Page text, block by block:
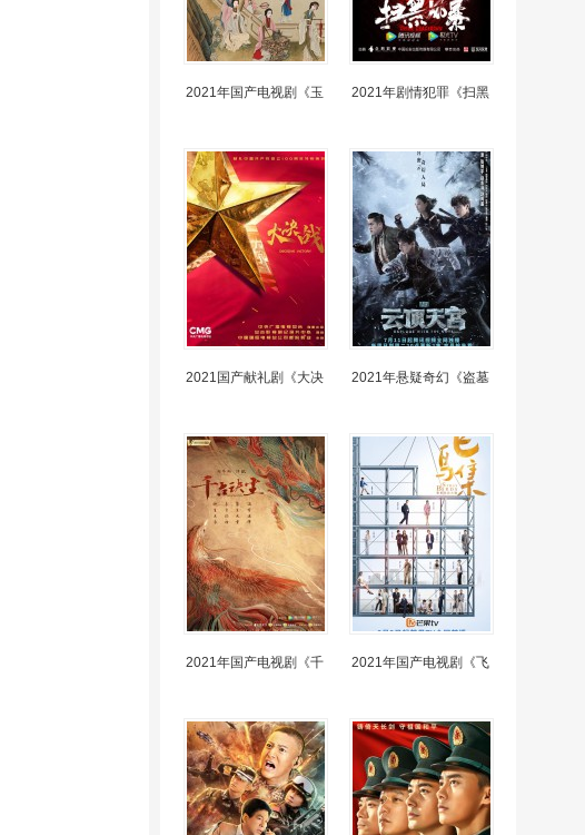
2021年国产电视剧《玉 2021年剧情犯罪《扫黑
2021国产献礼剧《大决 2021年悬疑奇幻《盗墓
2021年国产电视剧《千 2021年国产电视剧《飞